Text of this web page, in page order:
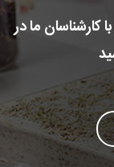
ما در